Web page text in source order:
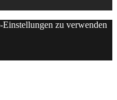
zu verwenden